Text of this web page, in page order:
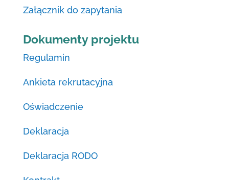
Załącznik do zapytania
Dokumentyprojektu
Regulamin
Ankieta rekrutacyjna
Oświadczenie
Deklaracja
Deklaracja RODO